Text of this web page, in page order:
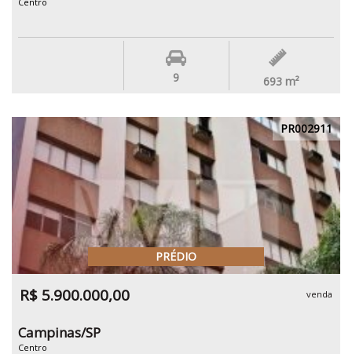
9 693 m²
PR002911
PRÉDIO
R$ 5.900.000,00 venda
Campinas/SP
Centro